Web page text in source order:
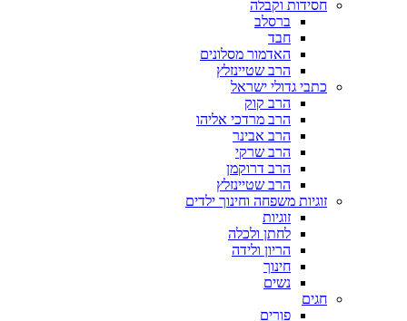
חסידות וקבלה
ברסלב
חבד
האדמור מסלונים
הרב שטיינזלץ
כתבי גדולי ישראל
הרב קוק
הרב מרדכי אליהו
הרב אבינר
הרב שרקי
הרב דרוקמן
הרב שטיינזלץ
זוגיות משפחה וחינוך ילדים
זוגיות
לחתן ולכלה
הריון ולידה
חינוך
נשים
חגים
פורים